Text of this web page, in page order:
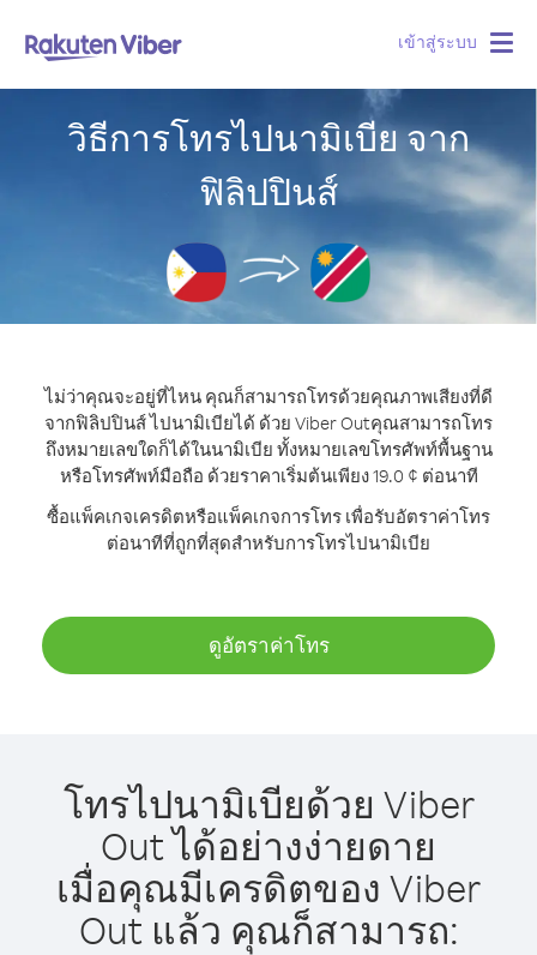
เข้าสู่ระบบ
วิธีการโทรไปนามิเบีย จาก
ฟิลิปปินส์
ไม่ว่าคุณจะอยู่ที่ไหน คุณก็สามารถโทรด้วยคุณภาพเสียงที่ดี
จากฟิลิปปินส์ ไปนามิเบียได้ ด้วย Viber Outคุณสามารถโทร
ถึงหมายเลขใดก็ได้ในนามิเบีย ทั้งหมายเลขโทรศัพท์พื้นฐาน
หรือโทรศัพท์มือถือ ด้วยราคาเริ่มต้นเพียง 19.0 ¢ ต่อนาที
ซื้อแพ็คเกจเครดิตหรือแพ็คเกจการโทร เพื่อรับอัตราค่าโทร
ต่อนาทีที่ถูกที่สุดสำหรับการโทรไปนามิเบีย
ดูอัตราค่าโทร
โทรไปนามิเบียด้วย Viber
Out ได้อย่างง่ายดาย
เมื่อคุณมีเครดิตของ Viber
Out แล้ว คุณก็สามารถ: